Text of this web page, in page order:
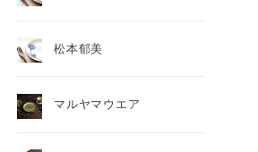
松本郁美
マルヤマウエア